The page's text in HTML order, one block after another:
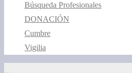
Búsqueda Profesionales
DONACIÓN
Cumbre
Vigilia